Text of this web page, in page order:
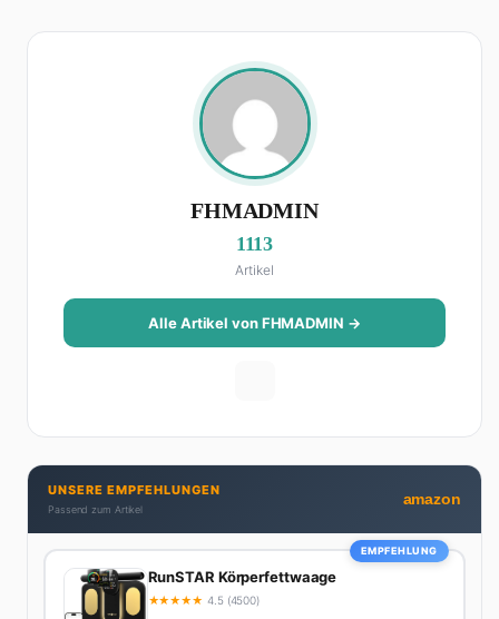
FHMADMIN
1113
Artikel
Alle Artikel von FHMADMIN →
UNSERE EMPFEHLUNGEN
Passend zum Artikel
amazon
EMPFEHLUNG
RunSTAR Körperfettwaage
★★★★★ 4.5 (4500)